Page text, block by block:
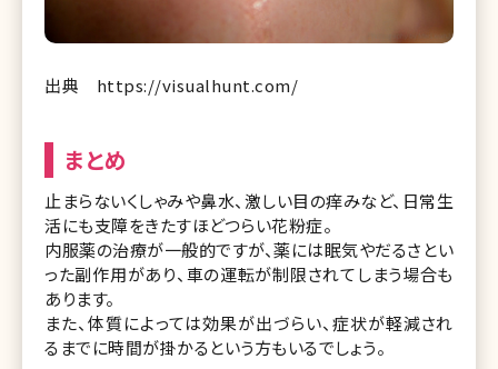
出典 https://visualhunt.com/
まとめ
止まらないくしゃみや鼻水、激しい目の痒みなど、日常生
活にも支障をきたすほどつらい花粉症。
内服薬の治療が一般的ですが、薬には眠気やだるさとい
った副作用があり、車の運転が制限されてしまう場合も
あります。
また、体質によっては効果が出づらい、症状が軽減され
るまでに時間が掛かるという方もいるでしょう。